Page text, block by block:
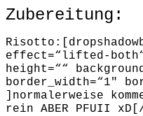
Zubereitung:
effect=“lifted-both“
height=““
border_width=“1″
]normalerweise
rein ABER PFUII